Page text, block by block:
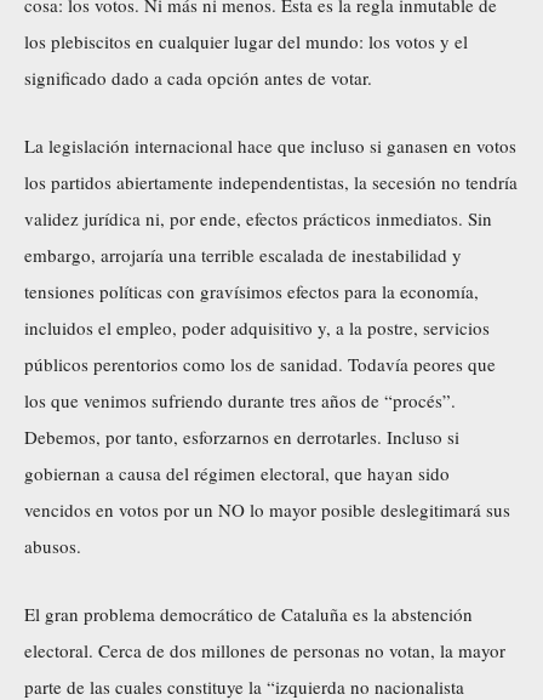
los plebiscitos en cualquier lugar del mundo: los votos y el
significado dado a cada opción antes de votar.
La legislación internacional hace que incluso si ganasen en votos
los partidos abiertamente independentistas, la secesión no tendría
validez jurídica ni, por ende, efectos prácticos inmediatos. Sin
embargo, arrojaría una terrible escalada de inestabilidad y
tensiones políticas con gravísimos efectos para la economía,
incluidos el empleo, poder adquisitivo y, a la postre, servicios
públicos perentorios como los de sanidad. Todavía peores que
los que venimos sufriendo durante tres años de “procés”.
Debemos, por tanto, esforzarnos en derrotarles. Incluso si
gobiernan a causa del régimen electoral, que hayan sido
vencidos en votos por un NO lo mayor posible deslegitimará sus
abusos.
El gran problema democrático de Cataluña es la abstención
electoral. Cerca de dos millones de personas no votan, la mayor
parte de las cuales constituye la “izquierda no nacionalista